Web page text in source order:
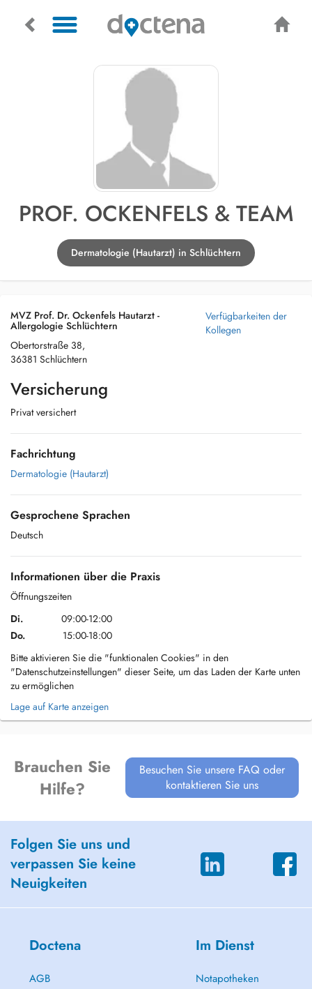
PROF. OCKENFELS & TEAM
Dermatologie (Hautarzt) in Schlüchtern
MVZ Prof. Dr. Ockenfels Hautarzt -
Allergologie Schlüchtern
Obertorstraße 38,
36381 Schlüchtern
Versicherung
Privat versichert
Verfügbarkeiten der
Kollegen
Fachrichtung
Dermatologie (Hautarzt)
Gesprochene Sprachen
Deutsch
Informationen über die Praxis
Öffnungszeiten
Di.
09:00-12:00
Do.
15:00-18:00
Bitte aktivieren Sie die "funktionalen Cookies" in den
"Datenschutzeinstellungen" dieser Seite, um das Laden der Karte unten
zu ermöglichen
Lage auf Karte anzeigen
Brauchen Sie
Hilfe?
Besuchen Sie unsere FAQ oder
kontaktieren Sie uns
Folgen Sie uns und
verpassen Sie keine
Neuigkeiten
Doctena
AGB
Im Dienst
Notapotheken